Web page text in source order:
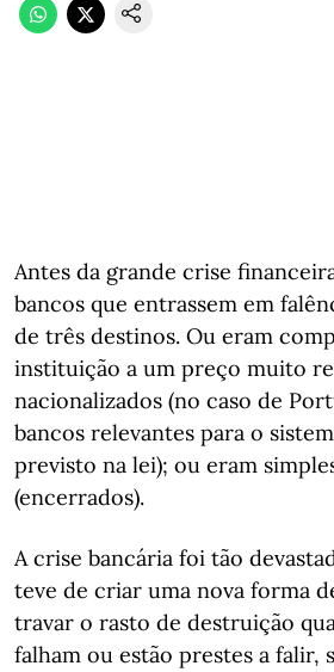
Antes da grande crise
bancos que entrassem em
de três destinos. Ou eram
instituição a um preço muito
nacionalizados (no caso de
bancos relevantes para o
previsto na lei); ou eram
(encerrados).
A crise bancária foi tão
teve de criar uma nova forma
travar o rasto de destruição
falham ou estão prestes a falir,